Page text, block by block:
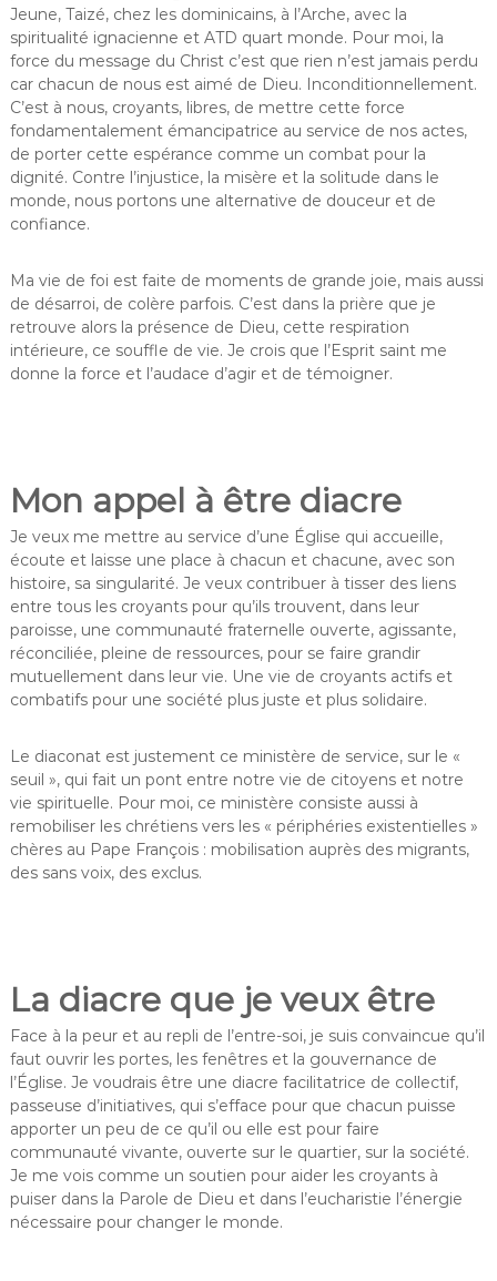
Jeune, Taizé, chez les dominicains, à l’Arche, avec la
spiritualité ignacienne et ATD quart monde. Pour moi, la
force du message du Christ c’est que rien n’est jamais perdu
car chacun de nous est aimé de Dieu. Inconditionnellement.
C’est à nous, croyants, libres, de mettre cette force
fondamentalement émancipatrice au service de nos actes,
de porter cette espérance comme un combat pour la
dignité. Contre l’injustice, la misère et la solitude dans le
monde, nous portons une alternative de douceur et de
confiance.
Ma vie de foi est faite de moments de grande joie, mais aussi
de désarroi, de colère parfois. C’est dans la prière que je
retrouve alors la présence de Dieu, cette respiration
intérieure, ce souffle de vie. Je crois que l’Esprit saint me
donne la force et l’audace d’agir et de témoigner.
Mon appel à être diacre
Je veux me mettre au service d’une Église qui accueille,
écoute et laisse une place à chacun et chacune, avec son
histoire, sa singularité. Je veux contribuer à tisser des liens
entre tous les croyants pour qu’ils trouvent, dans leur
paroisse, une communauté fraternelle ouverte, agissante,
réconciliée, pleine de ressources, pour se faire grandir
mutuellement dans leur vie. Une vie de croyants actifs et
combatifs pour une société plus juste et plus solidaire.
Le diaconat est justement ce ministère de service, sur le «
seuil », qui fait un pont entre notre vie de citoyens et notre
vie spirituelle. Pour moi, ce ministère consiste aussi à
remobiliser les chrétiens vers les « périphéries existentielles »
chères au Pape François : mobilisation auprès des migrants,
des sans voix, des exclus.
La diacre que je veux être
Face à la peur et au repli de l’entre-soi, je suis convaincue qu’il
faut ouvrir les portes, les fenêtres et la gouvernance de
l’Église. Je voudrais être une diacre facilitatrice de collectif,
passeuse d’initiatives, qui s’efface pour que chacun puisse
apporter un peu de ce qu’il ou elle est pour faire
communauté vivante, ouverte sur le quartier, sur la société.
Je me vois comme un soutien pour aider les croyants à
puiser dans la Parole de Dieu et dans l’eucharistie l’énergie
nécessaire pour changer le monde.